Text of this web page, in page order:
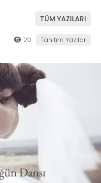
TÜM YAZILARI
20 Tanıtım Yazıları